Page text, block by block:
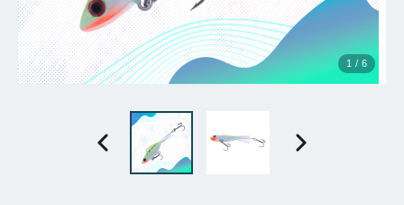
1 / 6